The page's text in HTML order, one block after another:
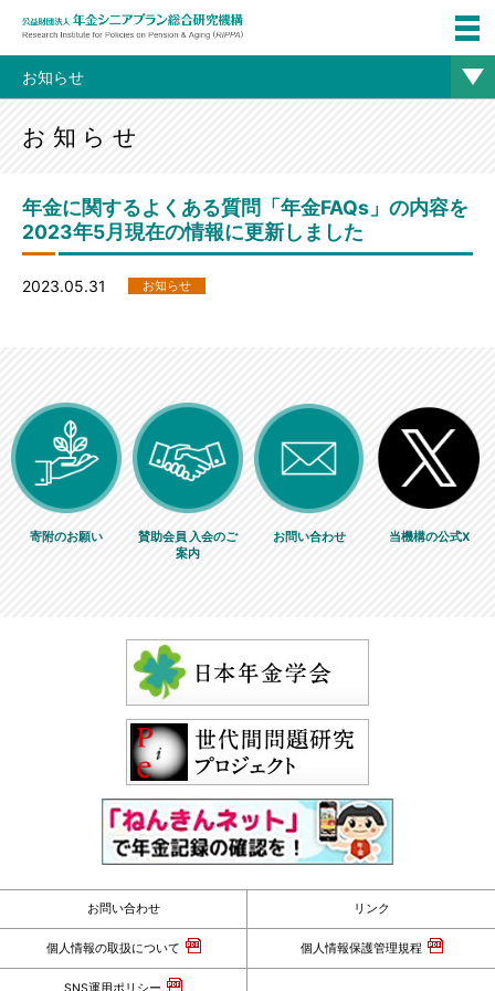
お知らせ
お知らせ
年金に関するよくある質問「年金FAQs」の内容を
2023年5月現在の情報に更新しました
2023.05.31 お知らせ
寄附のお願い
賛助会員 入会のご
案内
お問い合わせ 当機構の公式X
お問い合わせ リンク
個人情報の取扱について 個人情報保護管理規程